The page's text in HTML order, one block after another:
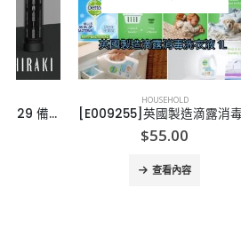
[E009255]英國製造滴露消毒洗衣液 1L Dettol Laundry Cleaner